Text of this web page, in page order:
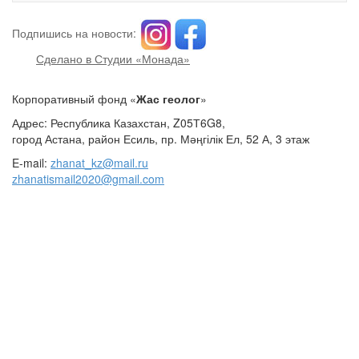
Подпишись на новости:
Сделано в Студии «Монада»
Корпоративный фонд «Жас геолог»
Адрес: Республика Казахстан, Z05Т6G8,
город Астана, район Есиль, пр. Мәңгілік Ел, 52 А, 3 этаж
E-mail: zhanat_kz@mail.ru
zhanatismail2020@gmail.com